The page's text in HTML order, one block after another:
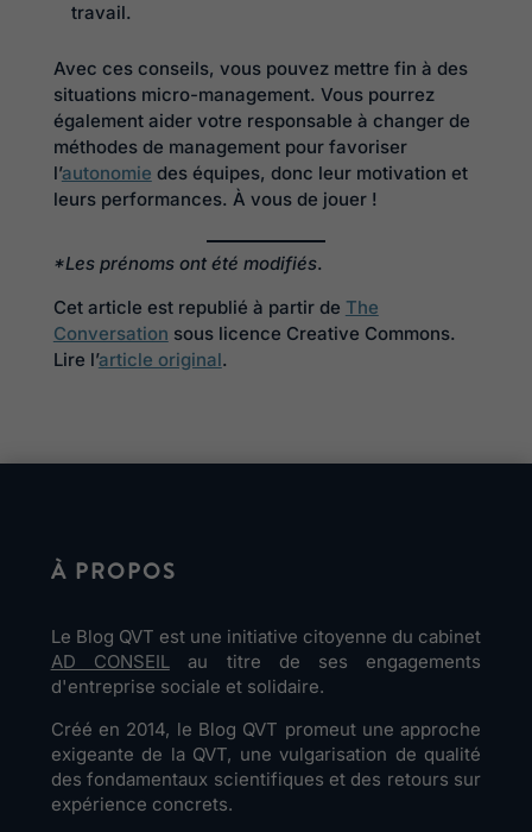
travail.
Avec ces conseils, vous pouvez mettre fin à des
situations micro-management. Vous pourrez
également aider votre responsable à changer de
méthodes de management pour favoriser
l’autonomie des équipes, donc leur motivation et
leurs performances. À vous de jouer !
*Les prénoms ont été modifiés.
Cet article est republié à partir de The
Conversation sous licence Creative Commons.
Lire l’article original.
À PROPOS
Le Blog QVT est une initiative citoyenne du cabinet
AD CONSEILau titre de ses engagements
d'entreprise sociale et solidaire.
Créé en 2014, le Blog QVT promeut une approche
exigeante de la QVT, une vulgarisation de qualité
des fondamentaux scientifiques et des retours sur
expérience concrets.